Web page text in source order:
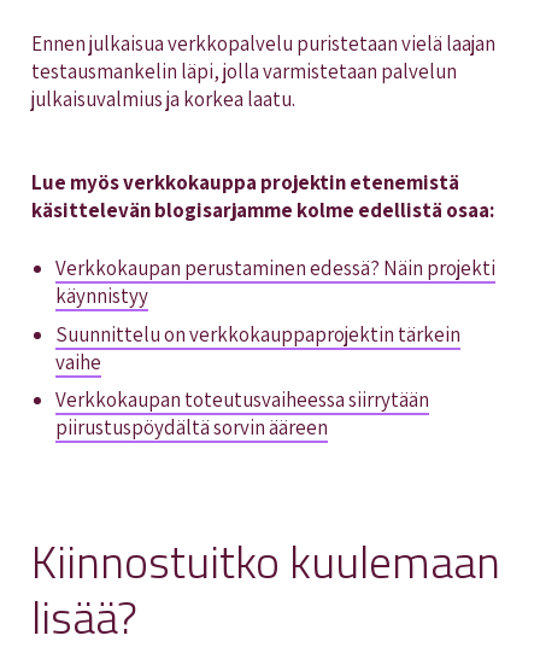
Ennen julkaisua verkkopalvelu puristetaan vielä laajan
testausmankelin läpi, jolla varmistetaan palvelun
julkaisuvalmius ja korkea laatu.
Lue myös verkkokauppa projektin etenemistä
käsittelevän blogisarjamme kolme edellistä osaa:
Verkkokaupan perustaminen edessä? Näin projekti
käynnistyy
Suunnittelu on verkkokauppaprojektin tärkein
vaihe
Verkkokaupan toteutusvaiheessa siirrytään
piirustuspöydältä sorvin ääreen
Kiinnostuitko kuulemaan
lisää?